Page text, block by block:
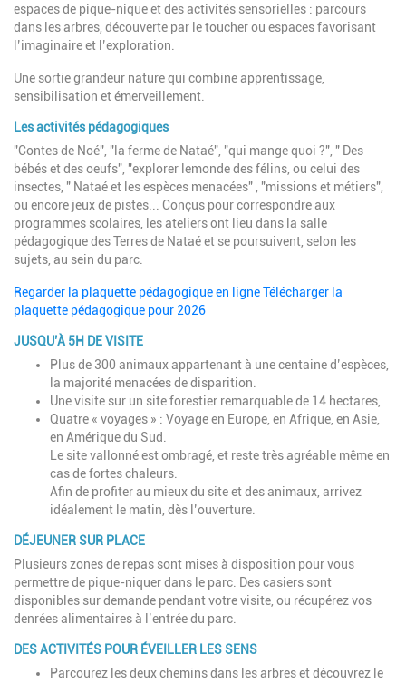
espaces de pique-nique et des activités sensorielles : parcours
dans les arbres, découverte par le toucher ou espaces favorisant
l’imaginaire et l’exploration.
Une sortie grandeur nature qui combine apprentissage,
sensibilisation et émerveillement.
Les activités pédagogiques
"Contes de Noé", "la ferme de Nataé", "qui mange quoi ?", " Des
bébés et des oeufs", "explorer lemonde des félins, ou celui des
insectes, " Nataé et les espèces menacées" , "missions et métiers",
ou encore jeux de pistes... Conçus pour correspondre aux
programmes scolaires, les ateliers ont lieu dans la salle
pédagogique des Terres de Nataé et se poursuivent, selon les
sujets, au sein du parc.
Regarder la plaquette pédagogique en ligneTélécharger la
plaquette pédagogique pour 2026
JUSQU’À 5H DE VISITE
Plus de 300 animaux appartenant à une centaine d’espèces,
la majorité menacées de disparition.
Une visite sur un site forestier remarquable de 14 hectares,
Quatre « voyages » : Voyage en Europe, en Afrique, en Asie,
en Amérique du Sud.
Le site vallonné est ombragé, et reste très agréable même en
cas de fortes chaleurs.
Afin de profiter au mieux du site et des animaux, arrivez
idéalement le matin, dès l’ouverture.
DÉJEUNER SUR PLACE
Plusieurs zones de repas sont mises à disposition pour vous
permettre de pique-niquer dans le parc. Des casiers sont
disponibles sur demande pendant votre visite, ou récupérez vos
denrées alimentaires à l’entrée du parc.
DES ACTIVITÉS POUR ÉVEILLER LES SENS
Parcourez les deux chemins dans les arbres et découvrez le